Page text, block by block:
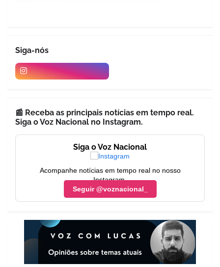
Siga-nós
📰 Receba as principais notícias em tempo real.
Siga o Voz Nacional no Instagram.
Siga o Voz Nacional
Acompanhe notícias em tempo real no nosso
Instagram.
Seguir @voznacional_